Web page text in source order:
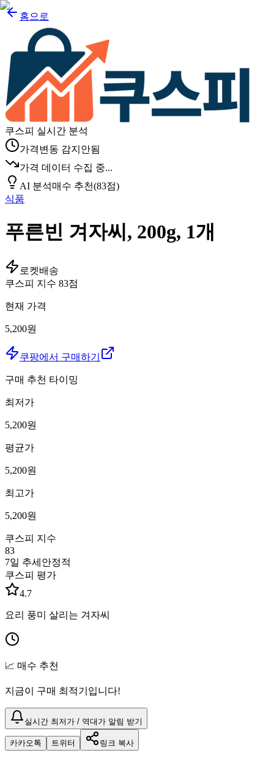
홈으로
쿠스피 실시간 분석
가격변동 감지안됨
가격 데이터 수집 중...
AI 분석매수 추천(83점)
식품
푸른빈 겨자씨, 200g, 1개
로켓배송
쿠스피 지수 83점
현재 가격
5,200원
쿠팡에서 구매하기
구매 추천 타이밍
최저가
5,200원
평균가
5,200원
최고가
5,200원
쿠스피 지수
83
7일 추세 안정적
쿠스피 평가
4.7
요리 풍미 살리는 겨자씨
📈 매수 추천
지금이 구매 최적기입니다!
실시간 최저가 / 역대가 알림 받기
카카오톡 트위터 링크 복사